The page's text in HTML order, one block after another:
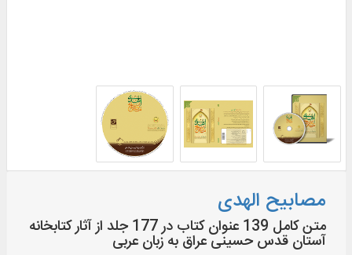
مصابیح الهدی
متن کامل 139 عنوان کتاب در 177 جلد از آثار کتابخانه
آستان قدس حسینی عراق به زبان عربی